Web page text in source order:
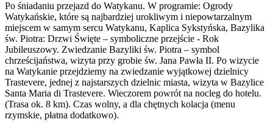
Po śniadaniu przejazd do Watykanu. W programie: Ogrody
Watykańskie, które są najbardziej urokliwym i niepowtarzalnym
miejscem w samym sercu Watykanu, Kaplica Sykstyńska, Bazylika
św. Piotra: Drzwi Święte – symboliczne przejście - Rok
Jubileuszowy. Zwiedzanie Bazyliki św. Piotra – symbol
chrześcijaństwa, wizyta przy grobie św. Jana Pawła II. Po wizycie
na Watykanie przejdziemy na zwiedzanie wyjątkowej dzielnicy
Trastevere, jednej z najstarszych dzielnic miasta, wizyta w Bazylice
Santa Maria di Trastevere. Wieczorem powrót na nocleg do hotelu.
(Trasa ok. 8 km). Czas wolny, a dla chętnych kolacja (menu
rzymskie, płatna dodatkowo).